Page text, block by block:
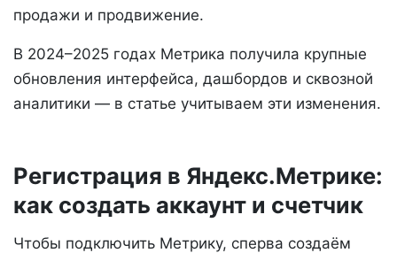
продажи и продвижение.
В 2024–2025 годах Метрика получила крупные
обновления интерфейса, дашбордов и сквозной
аналитики — в статье учитываем эти изменения.
Регистрация в Яндекс.Метрике:
как создать аккаунт и счетчик
Чтобы подключить Метрику, сперва создаём